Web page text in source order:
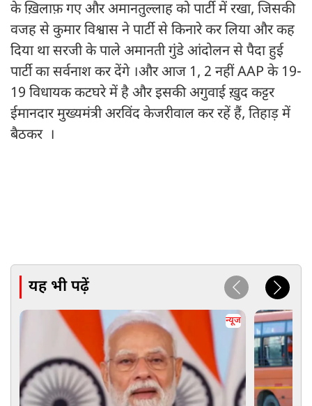
के ख़िलाफ़ गए और अमानतुल्लाह को पार्टी में रखा, जिसकी
वजह से कुमार विश्वास ने पार्टी से किनारे कर लिया और कह
दिया था सरजी के पाले अमानती गुंडे आंदोलन से पैदा हुई
पार्टी का सर्वनाश कर देंगे ।और आज 1, 2 नहीं AAP के 19-
19 विधायक कटघरे में है और इसकी अगुवाई ख़ुद कट्टर
ईमानदार मुख्यमंत्री अरविंद केजरीवाल कर रहें हैं, तिहाड़ में
बैठकर ।
यह भी पढ़ें
न्यूज